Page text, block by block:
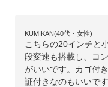
KUMIKAN(40代・女性)
こちらの20インチと
段変速も搭載し、コ
がいいです。カゴ付
証付きなのもいいです